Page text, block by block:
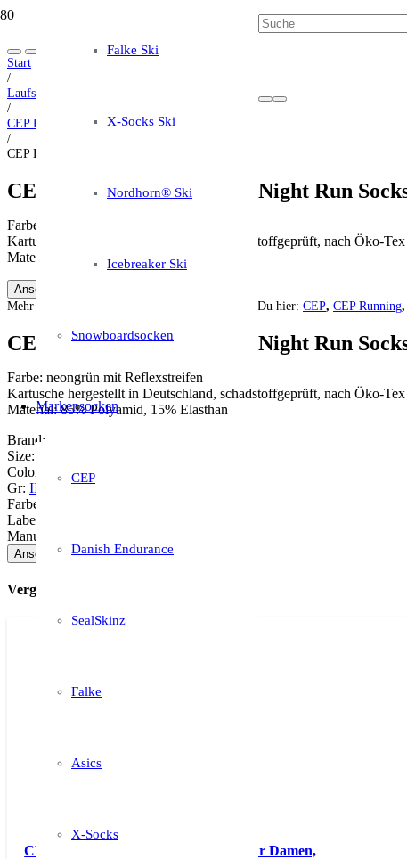
Falke Ski
X-Socks Ski
Nordhorn® Ski
Icebreaker Ski
Snowboardsocken
Markensocken
CEP
Danish Endurance
SealSkinz
Falke
Asics
X-Socks
Start
/
Laufsocken
/
CEP Running
/
CEP Damen Strumpf Pro+ Night Run Socks
CEP Damen Strumpf Pro+ Night Run
Farbe: neongrün mit Reflexstreifen
Kartusche hergestellt in Deutschland, schadstoffgeprüft, nach Öko-Tex
Material: 85% Polyamid, 15% Elasthan
Ansehen auf Amazon *
Mehr Informationen zu diesen Strümpfen findest Du hier: CEP, CEP Running,
CEP Damen Strumpf Pro+ Night Run
Farbe: neongrün mit Reflexstreifen
Kartusche hergestellt in Deutschland, schadstoffgeprüft, nach Öko-Tex
Material: 85% Polyamid, 15% Elasthan
Brand:
Size:
Color:
Gr: II
IV
Farbe:
Label:
Manufacturer:
Ansehen auf Amazon *
Vergleichbare Strümpfe
CEP – Laufsocken mit Kompression für Damen,